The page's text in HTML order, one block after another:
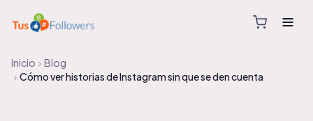
Inicio › Blog
› Cómo ver historias de Instagram sin que se den cuenta